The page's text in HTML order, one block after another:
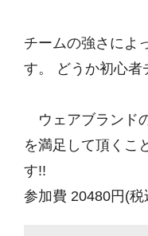
チームの強さによ
す。 どうか初心
ウェアブランド
を満足して頂くこ
す!!
参加費 20480円(税